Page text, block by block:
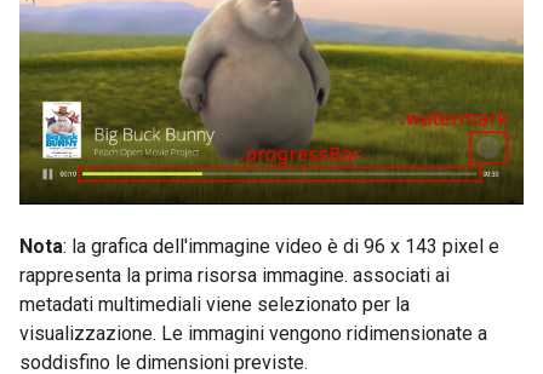
Nota: la grafica dell'immagine video è di 96 x 143 pixel e
rappresenta la prima risorsa immagine. associati ai
metadati multimediali viene selezionato per la
visualizzazione. Le immagini vengono ridimensionate a
soddisfino le dimensioni previste.